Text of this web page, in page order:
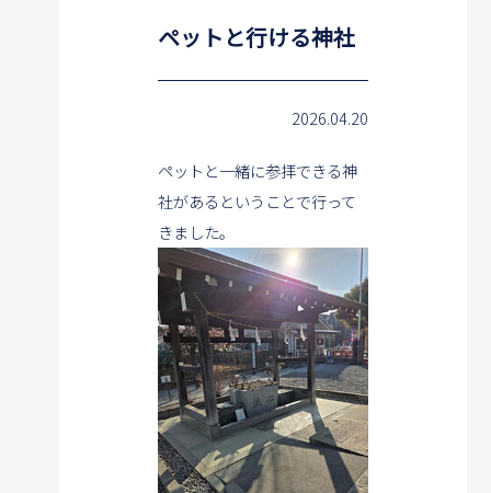
ペットと行ける神社
2026.04.20
ペットと一緒に参拝できる神
社があるということで行って
きました。